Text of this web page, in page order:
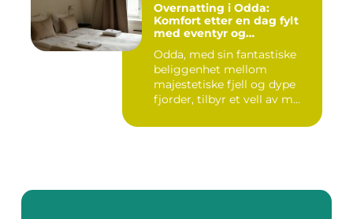
Overnatting i Odda:
Komfort etter en dag fylt
med eventyr og
Odda, med sin fantastiske
beliggenhet mellom
majestetiske fjell og dype
fjorder, tilbyr et vell av m...